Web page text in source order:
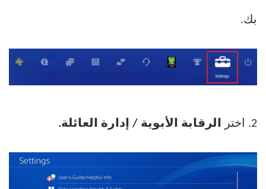
بك.
2. اختر الرقابة الأبوية / إدارة العائلة.